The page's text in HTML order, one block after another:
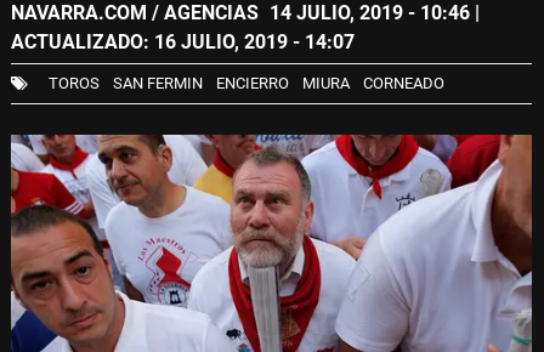
NAVARRA.COM / AGENCIAS 14 JULIO, 2019 - 10:46
ACTUALIZADO: 16 JULIO, 2019 - 14:07
TOROS SAN FERMIN ENCIERRO MIURA CORNEADO